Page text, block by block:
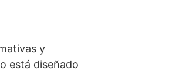
y
está diseñado